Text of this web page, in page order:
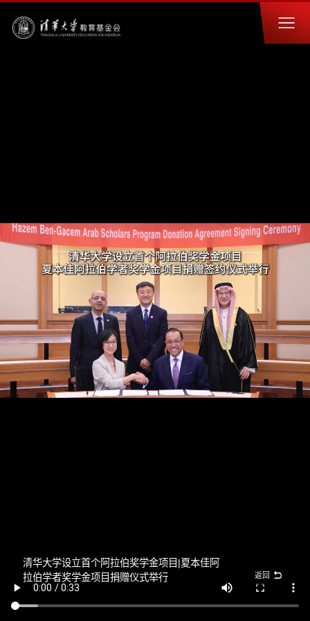
清华大学设立首个阿拉伯奖学金项目|夏本佳阿
拉伯学者奖学金项目捐赠仪式举行
返回